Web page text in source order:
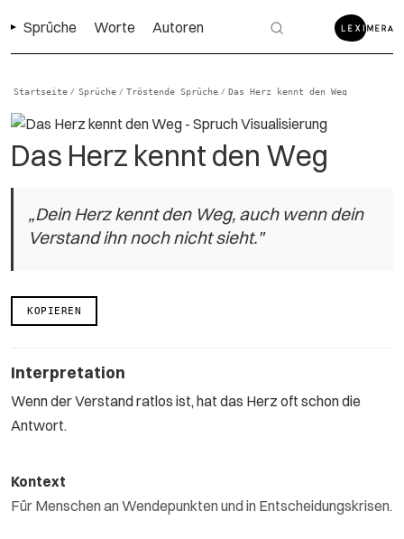
Sprüche Worte Autoren
Startseite / Sprüche / Tröstende Sprüche / Das Herz kennt den Weg
Das Herz kennt den Weg
„Dein Herz kennt den Weg, auch wenn dein
Verstand ihn noch nicht sieht."
KOPIEREN
Interpretation
Wenn der Verstand ratlos ist, hat das Herz oft schon die
Antwort.
Kontext
Für Menschen an Wendepunkten und in Entscheidungskrisen.